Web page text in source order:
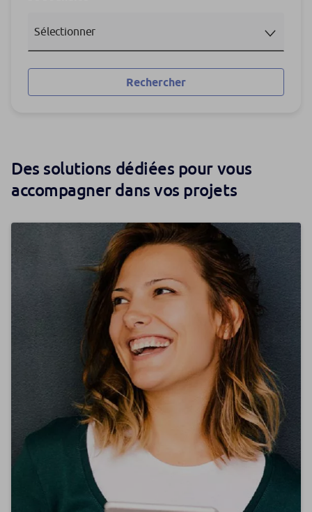
Rechercher
Des solutions dédiées pour vous
accompagner dans vos projets